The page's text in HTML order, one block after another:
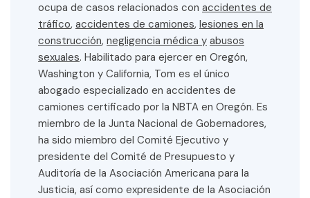
ocupa de casos relacionados con accidentes de
tráfico, accidentes de camiones, lesiones en la
construcción, negligencia médica y abusos
sexuales. Habilitado para ejercer en Oregón,
Washington y California, Tom es el único
abogado especializado en accidentes de
camiones certificado por la NBTA en Oregón. Es
miembro de la Junta Nacional de Gobernadores,
ha sido miembro del Comité Ejecutivo y
presidente del Comité de Presupuesto y
Auditoría de la Asociación Americana para la
Justicia, así como expresidente de la Asociación